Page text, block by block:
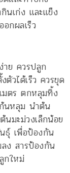
นเก่ง และแข็ง
กผลเร็ว
าย ควรปลูก
ตัวได้เร็ว ควรขุด
มตร ตกหลุมทิ้ง
นหลุม นำต้น
มะม่วงเล็กน้อย
ธุ์ เพื่อป้องกัน
ง สารป้องกัน
กใหม่